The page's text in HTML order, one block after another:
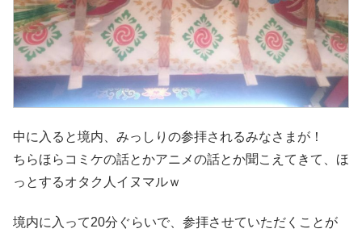
中に入ると境内、みっしりの参拝されるみなさまが！
ちらほらコミケの話とかアニメの話とか聞こえてきて、ほ
っとするオタク人イヌマルｗ
境内に入って20分ぐらいで、参拝させていただくことが